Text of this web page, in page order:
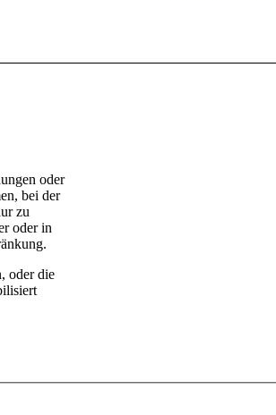
oder
bei der
zu
oder in
oder die